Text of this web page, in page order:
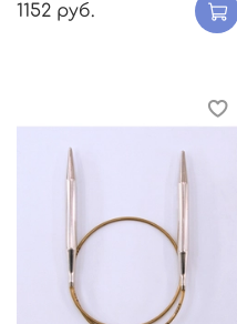
1152 руб.